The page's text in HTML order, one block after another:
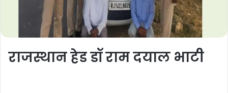
राजस्थान हेड डॉ राम दयाल भाटी